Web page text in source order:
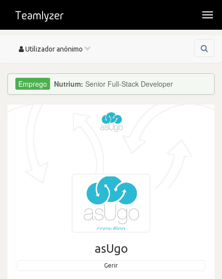
Toggle
Utilizador anónimo
Nutrium: Senior Full-Stack Developer
asUgo
Gerir